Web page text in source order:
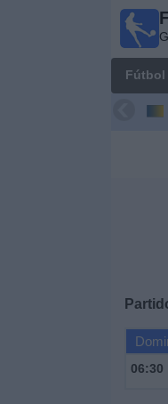
Fútbol
06:30
Fútbol en
Nicaragua